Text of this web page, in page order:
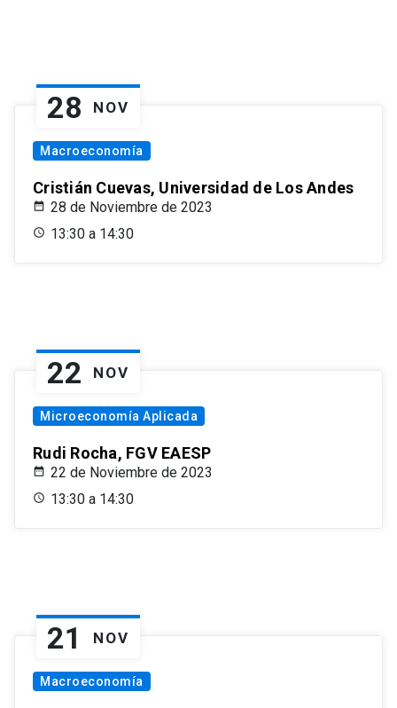
28 NOV
Macroeconomía
Cristián Cuevas, Universidad de Los Andes
28 de Noviembre de 2023
13:30 a 14:30
22 NOV
Microeconomía Aplicada
Rudi Rocha, FGV EAESP
22 de Noviembre de 2023
13:30 a 14:30
21 NOV
Macroeconomía